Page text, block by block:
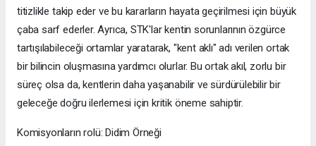
titizlikle takip eder ve bu kararların hayata geçirilmesi için büyük
çaba sarf ederler. Ayrıca, STK'lar kentin sorunlarının özgürce
tartışılabileceği ortamlar yaratarak, "kent aklı" adı verilen ortak
bir bilincin oluşmasına yardımcı olurlar. Bu ortak akıl, zorlu bir
süreç olsa da, kentlerin daha yaşanabilir ve sürdürülebilir bir
geleceğe doğru ilerlemesi için kritik öneme sahiptir.
Komisyonların rolü: Didim Örneği